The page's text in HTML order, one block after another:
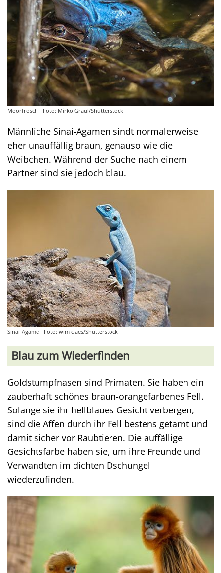
Moorfrosch - Foto: Mirko Graul/Shutterstock
Männliche Sinai-Agamen sindt normalerweise
eher unauffällig braun, genauso wie die
Weibchen. Während der Suche nach einem
Partner sind sie jedoch blau.
Sinai-Agame - Foto: wim claes/Shutterstock
Blau zum Wiederfinden
Goldstumpfnasen sind Primaten. Sie haben ein
zauberhaft schönes braun-orangefarbenes Fell.
Solange sie ihr hellblaues Gesicht verbergen,
sind die Affen durch ihr Fell bestens getarnt und
damit sicher vor Raubtieren. Die auffällige
Gesichtsfarbe haben sie, um ihre Freunde und
Verwandten im dichten Dschungel
wiederzufinden.